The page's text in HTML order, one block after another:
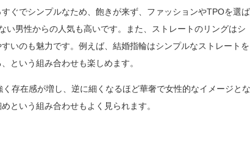
ぐでシンプルなため、飽きが来ず、ファッションやTPOを選ば
男性からの人気も高いです。また、ストレートのリングはシ
いのも魅力です。例えば、結婚指輪はシンプルなストレートを
という組み合わせも楽しめます。
存在感が増し、逆に細くなるほど華奢で女性的なイメージとな
という組み合わせもよく見られます。